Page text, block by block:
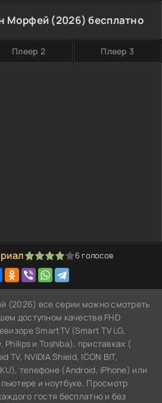
Морфей (2026) бесплатно
Плеер 2 Плеер 3
5 6голосов
(2026) все серии можно смотреть
доступном качестве FHD
SmartTV (Smart TV LG,
Philips и Toshiba), приставках (
TV, NVIDIA Shield, ICON BIT,
телефоне (Android, iPhone) или
и ноутбуке. Просмотр
гостя бесплатно и без